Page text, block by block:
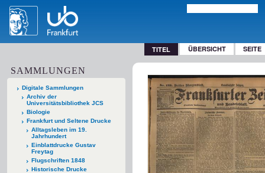
TITEL ÜBERSICHT SEITE
SAMMLUNGEN
Digitale Sammlungen
Archiv der
Universitätsbibliothek JCS
Biologie
Frankfurt und Seltene Drucke
Alltagsleben im 19.
Jahrhundert
Einblattdrucke Gustav
Freytag
Flugschriften 1848
Historische Drucke